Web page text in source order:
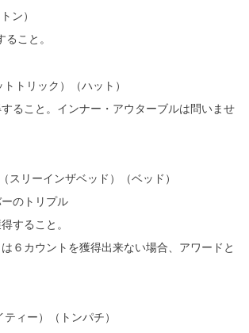
ン）
こと。
トリック）（ハット）
ること。インナー・アウターブルは問いませ
スリーインザベッド）（ベッド）
のトリプル
すること。
は６カウントを獲得出来ない場合、アワードと
ィー）（トンパチ）